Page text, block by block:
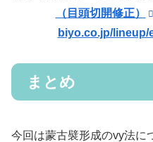
（目頭切開修正）
biyo.co.jp/lineup/
まとめ
今回は蒙古襞形成のvy法に